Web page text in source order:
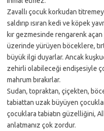
Zavallı çocuk korkudan
saldırıp ısıran kedi ve köpek
kır gezmesinde rengarenk
üzerinde yürüyen böceklere,
büyük ilgi duyarlar. Ancak
zehirli olabileceği endişesiyle
mahrum bırakırlar.
Sudan, topraktan, çiçekten,
tabiattan uzak büyüyen
çocuklara tabiatın güzelliğini,
anlatmanız çok zordur.